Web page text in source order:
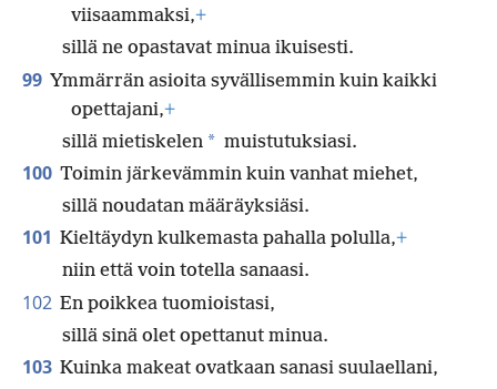
viisaammaksi,+
sillä ne opastavat minua ikuisesti.
99 Ymmärrän asioita syvällisemmin kuin kaikki
opettajani,+
sillä mietiskelen * muistutuksiasi.
100 Toimin järkevämmin kuin vanhat miehet,
sillä noudatan määräyksiäsi.
101 Kieltäydyn kulkemasta pahalla polulla,+
niin että voin totella sanaasi.
102 En poikkea tuomioistasi,
sillä sinä olet opettanut minua.
103 Kuinka makeat ovatkaan sanasi suulaellani,